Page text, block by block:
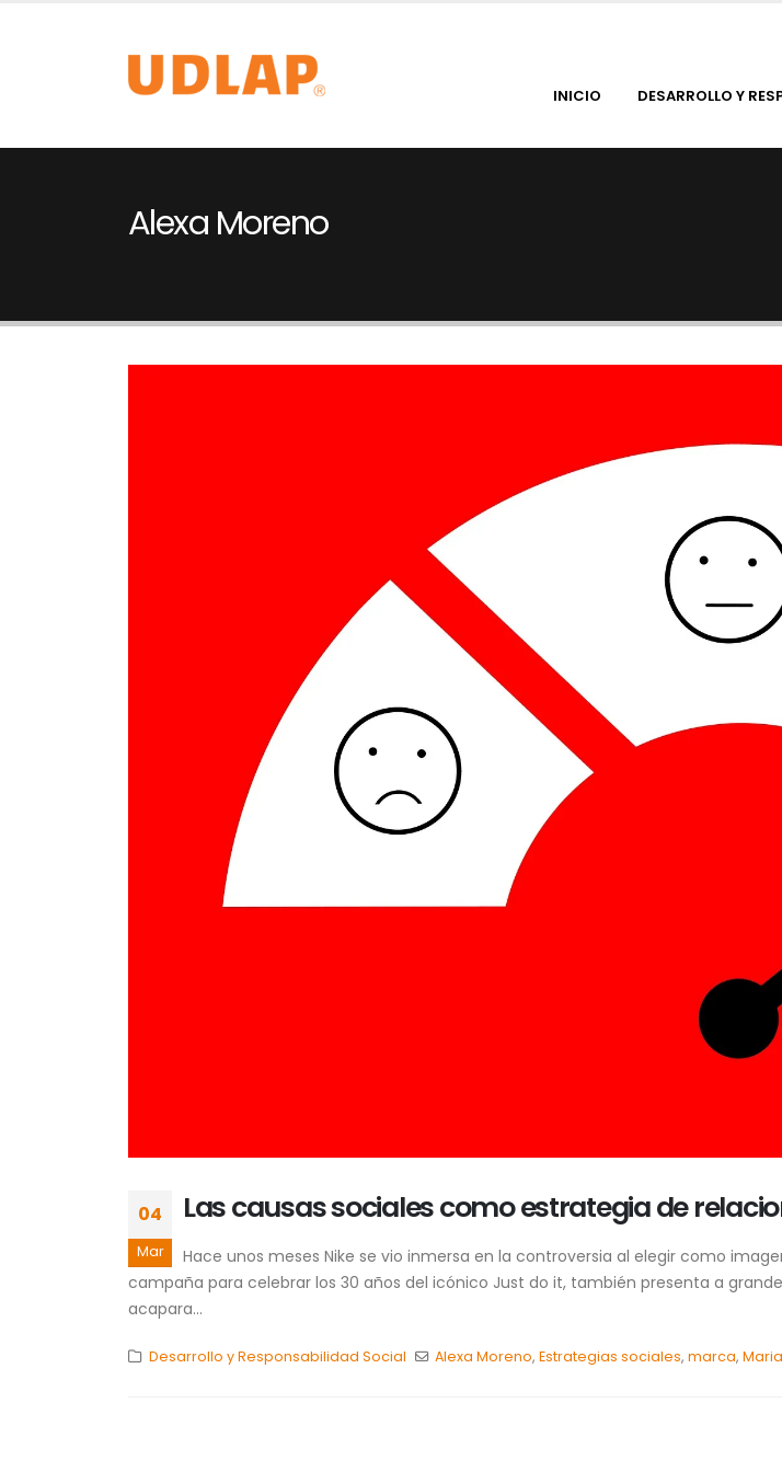
INICIO DESARROLLO Y
Alexa Moreno
04
Mar
Las causas sociales como estrategia de
Hace unos meses Nike se vio inmersa en la controversia al elegir como
campaña para celebrar los 30 años del icónico Just do it, también presenta a
acapara...
Desarrollo y Responsabilidad Social Alexa Moreno,Estrategias sociales,marca,